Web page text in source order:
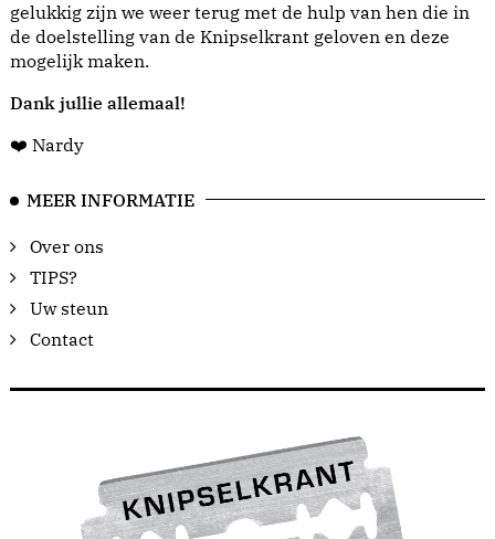
gelukkig zijn we weer terug met de hulp van hen die in
de doelstelling van de Knipselkrant geloven en deze
mogelijk maken.
Dank jullie allemaal!
❤️ Nardy
MEER INFORMATIE
Over ons
TIPS?
Uw steun
Contact